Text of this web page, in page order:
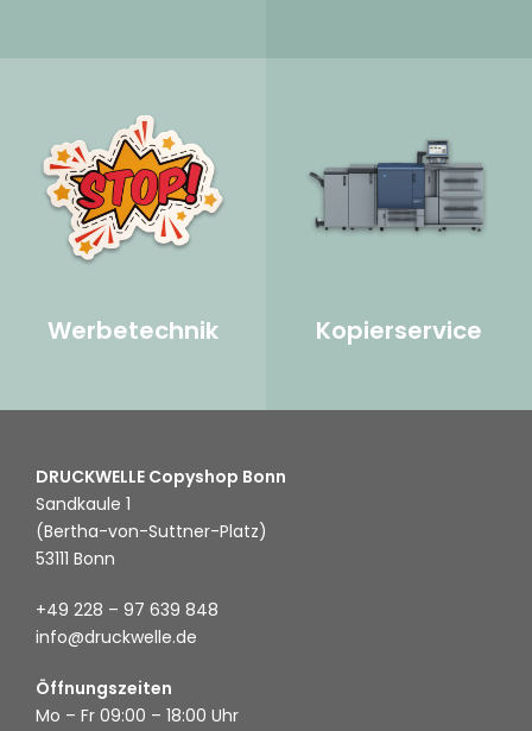
Werbetechnik Kopierservice
DRUCKWELLE Copyshop Bonn
Sandkaule 1
(Bertha-von-Suttner-Platz)
53111 Bonn
+49 228 – 97 639 848
info@druckwelle.de
Öffnungszeiten
Mo – Fr 09:00 – 18:00 Uhr